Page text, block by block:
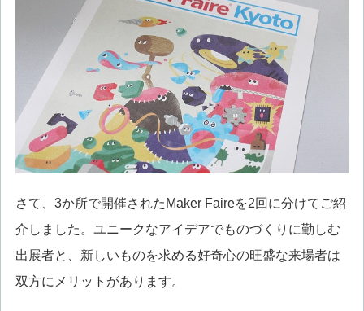
さて、3か所で開催されたMaker Faireを2回に分けてご紹
介しました。ユニークなアイデアでものづくりに勤しむ
出展者と、新しいものを求める好奇心の旺盛な来場者は
双方にメリットがあります。